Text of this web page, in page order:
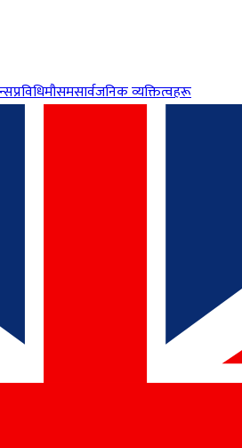
प्रविधिमौसमसार्वजनिक व्यक्तित्वहरू